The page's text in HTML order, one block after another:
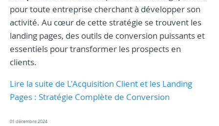
pour toute entreprise cherchant à développer son
activité. Au cœur de cette stratégie se trouvent les
landing pages, des outils de conversion puissants et
essentiels pour transformer les prospects en
clients.
Lire la suite de L'Acquisition Client et les Landing
Pages : Stratégie Complète de Conversion
01 décembre 2024